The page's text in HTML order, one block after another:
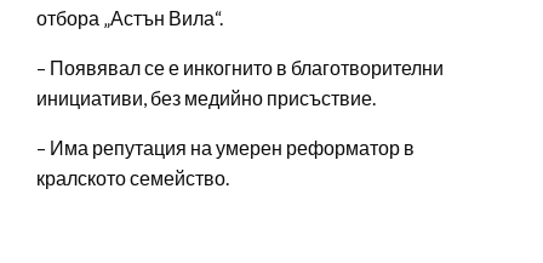
отбора „Астън Вила“.
– Появявал се е инкогнито в благотворителни
инициативи, без медийно присъствие.
– Има репутация на умерен реформатор в
кралското семейство.